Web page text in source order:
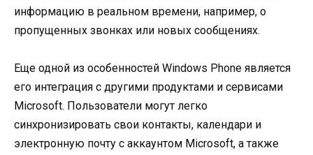
информацию в реальном времени, например, о
пропущенных звонках или новых сообщениях.
Еще одной из особенностей Windows Phone является
его интеграция с другими продуктами и сервисами
Microsoft. Пользователи могут легко
синхронизировать свои контакты, календари и
электронную почту с аккаунтом Microsoft, а также